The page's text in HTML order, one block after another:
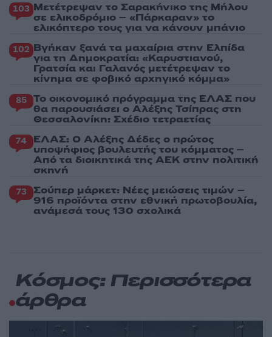
103 Μετέτρεψαν το Σαρακήνικο της Μήλου
σε ελικοδρόμιο – «Πάρκαραν» το
ελικόπτερο τους για να κάνουν μπάνιο
102 Βγήκαν ξανά τα μαχαίρια στην Ελπίδα
για τη Δημοκρατία: «Καρυστιανού,
Γρατσία και Γαλανός μετέτρεψαν το
κίνημα σε φοβικό αρχηγικό κόμμα»
85 Το οικονομικό πρόγραμμα της ΕΛΑΣ που
θα παρουσιάσει ο Αλέξης Τσίπρας στη
Θεσσαλονίκη: Σχέδιο τετραετίας
74 ΕΛΑΣ: Ο Αλέξης Δέδες ο πρώτος
υποψήφιος βουλευτής του κόμματος –
Από τα διοικητικά της ΑΕΚ στην πολιτική
σκηνή
73 Σούπερ μάρκετ: Νέες μειώσεις τιμών –
916 προϊόντα στην εθνική πρωτοβουλία,
ανάμεσά τους 130 σχολικά
Κόσμος: Περισσότερα
άρθρα